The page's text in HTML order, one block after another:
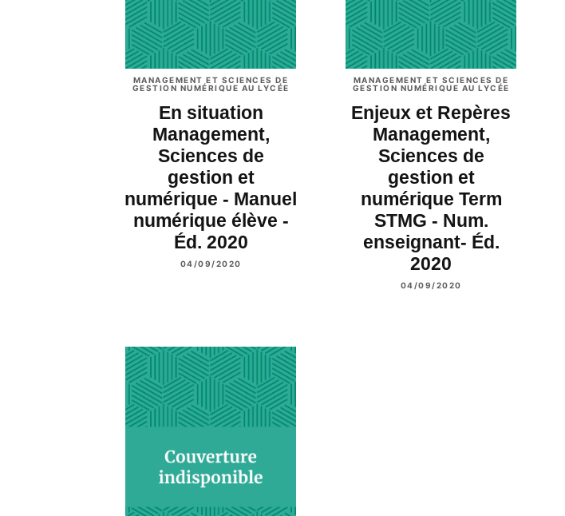
MANAGEMENT ET SCIENCES DE
GESTION NUMÉRIQUE AU LYCÉE
En situation
Management,
Sciences de
gestion et
numérique - Manuel
numérique élève -
Éd. 2020
04/09/2020
MANAGEMENT ET SCIENCES DE
GESTION NUMÉRIQUE AU LYCÉE
Enjeux et Repères
Management,
Sciences de
gestion et
numérique Term
STMG - Num.
enseignant- Éd.
2020
04/09/2020